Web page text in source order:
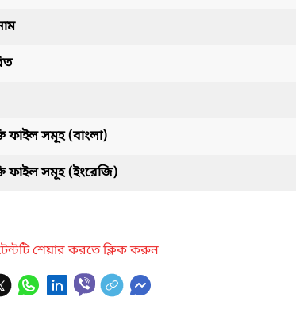
ফাইল সমূহ (বাংলা)
ফাইল সমূহ (ইংরেজি)
শেয়ার করতে ক্লিক করুন